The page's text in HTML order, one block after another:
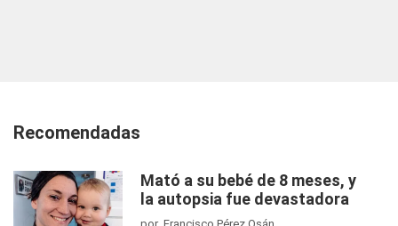
Recomendadas
Mató a su bebé de 8 meses, y
la autopsia fue devastadora